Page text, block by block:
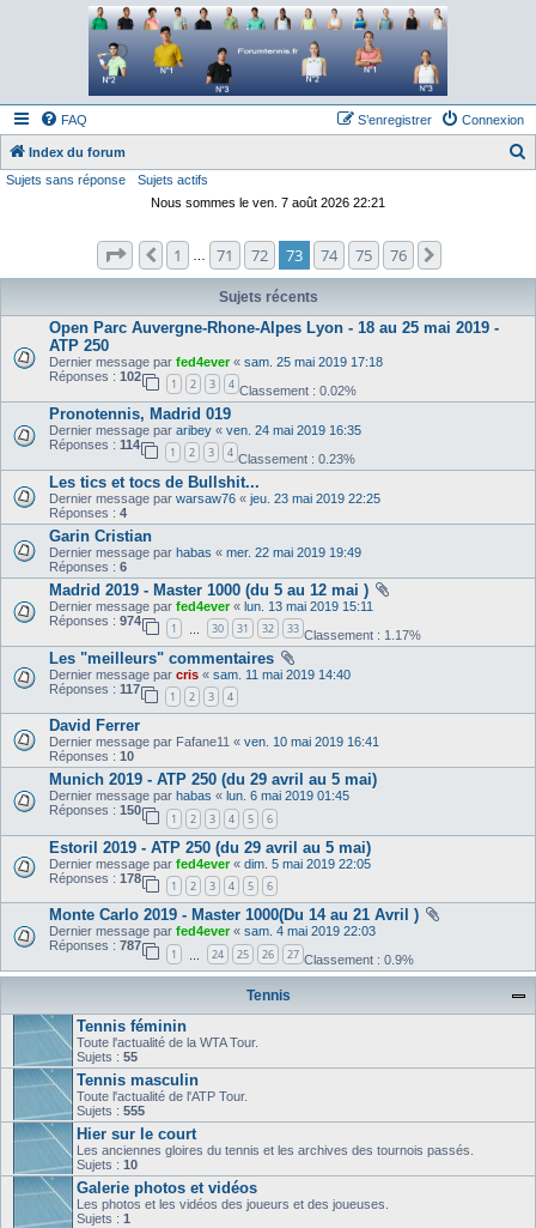
Forum tennis
Le forum des passionnés de tennis
FAQ Connexion
S’enregistrer
Index du forum
Sujets sans réponse
Sujets actifs
Nous sommes le ven. 7 août 2026 22:21
Page 73 sur 76
Précédente
1 71 72 73 74 75 76
Sujets récents
Open Parc Auvergne-Rhone-Alpes Lyon - 18 au 25 mai 2019 -
ATP 250
Dernier message par fed4ever« sam. 25 mai 2019 17:18
Réponses : 102
1 2 3 4 Classement : 0.02%
Pronotennis, Madrid 019
Dernier message par aribey « ven. 24 mai 2019 16:35
Réponses : 114
1 2 3 4 Classement : 0.23%
Les tics et tocs de Bullshit...
Dernier message par warsaw76 « jeu. 23 mai 2019 22:25
Réponses : 4
Garin Cristian
Dernier message par habas « mer. 22 mai 2019 19:49
Réponses : 6
Madrid 2019 - Master 1000 (du 5 au 12 mai )
Dernier message par fed4ever« lun. 13 mai 2019 15:11
Réponses : 974
1 30 31 32 33 Classement : 1.17%
Les "meilleurs" commentaires
Dernier message par cris « sam. 11 mai 2019 14:40
Réponses : 117
1 2 3 4
David Ferrer
Dernier message par Fafane11 « ven. 10 mai 2019 16:41
Réponses : 10
Munich 2019 - ATP 250 (du 29 avril au 5 mai)
Dernier message par habas « lun. 6 mai 2019 01:45
Réponses : 150
1 2 3 4 5 6
Estoril 2019 - ATP 250 (du 29 avril au 5 mai)
Dernier message par fed4ever« dim. 5 mai 2019 22:05
Réponses : 178
1 2 3 4 5 6
Monte Carlo 2019 - Master 1000(Du 14 au 21 Avril )
Dernier message par fed4ever« sam. 4 mai 2019 22:03
Réponses : 787
1 24 25 26 27 Classement : 0.9%
Tennis
Tennis féminin
Toute l'actualité de la WTA Tour.
Sujets : 55
Tennis masculin
Toute l'actualité de l'ATP Tour.
Sujets : 555
Hier sur le court
Les anciennes gloires du tennis et les archives des tournois passés.
Sujets : 10
Galerie photos et vidéos
Les photos et les vidéos des joueurs et des joueuses.
Sujets : 1